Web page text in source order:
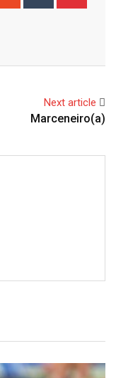
Next article
Marceneiro(a)